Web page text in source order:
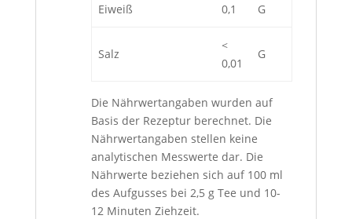
Eiweiß 0,1 G
Salz
<
0,01
G
Die Nährwertangaben wurden auf
Basis der Rezeptur berechnet. Die
Nährwertangaben stellen keine
analytischen Messwerte dar. Die
Nährwerte beziehen sich auf 100 ml
des Aufgusses bei 2,5 g Tee und 10-
12 Minuten Ziehzeit.